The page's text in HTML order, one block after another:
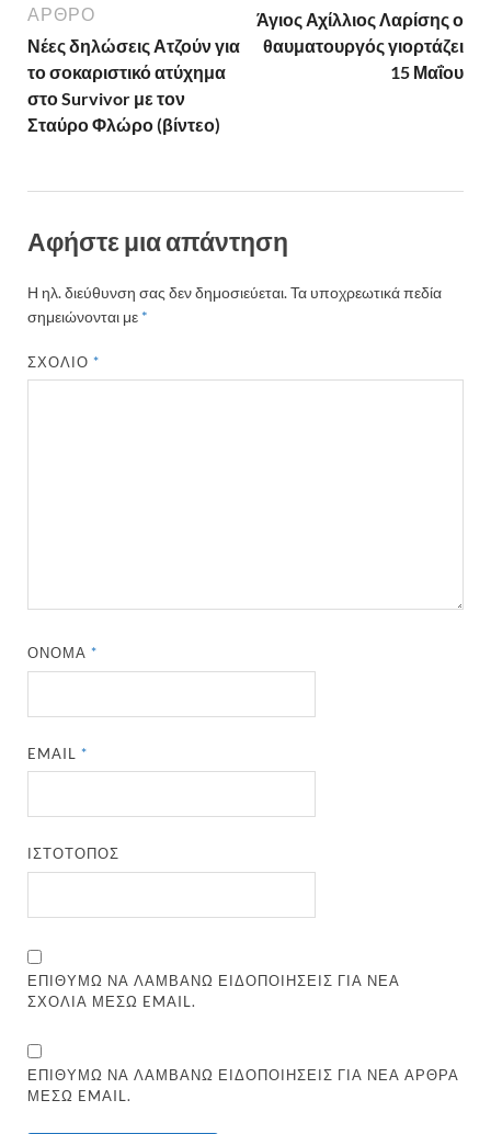
ΆΡΘΡΟ
Νέες δηλώσεις Ατζούν για
το σοκαριστικό ατύχημα
στο Survivor με τον
Σταύρο Φλώρο (βίντεο)
Άγιος Αχίλλιος Λαρίσης ο
θαυματουργός γιορτάζει
15 Μαΐου
Αφήστε μια απάντηση
Η ηλ. διεύθυνση σας δεν δημοσιεύεται.Τα υποχρεωτικά πεδία
σημειώνονται με *
ΣΧΌΛΙΟ*
ΌΝΟΜΑ*
EMAIL*
ΙΣΤΌΤΟΠΟΣ
ΕΠΙΘΥΜΏ ΝΑ ΛΑΜΒΆΝΩ ΕΙΔΟΠΟΙΉΣΕΙΣ ΓΙΑ ΝΈΑ
ΣΧΌΛΙΑ ΜΈΣΩ EMAIL.
ΕΠΙΘΥΜΏ ΝΑ ΛΑΜΒΆΝΩ ΕΙΔΟΠΟΙΉΣΕΙΣ ΓΙΑ ΝΈΑ ΆΡΘΡΑ
ΜΈΣΩ EMAIL.